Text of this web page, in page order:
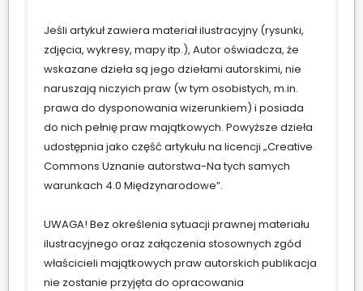
Jeśli artykuł zawiera materiał ilustracyjny (rysunki,
zdjęcia, wykresy, mapy itp.), Autor oświadcza, że
wskazane dzieła są jego dziełami autorskimi, nie
naruszają niczyich praw (w tym osobistych, m.in.
prawa do dysponowania wizerunkiem) i posiada
do nich pełnię praw majątkowych. Powyższe dzieła
udostępnia jako część artykułu na licencji „Creative
Commons Uznanie autorstwa-Na tych samych
warunkach 4.0 Międzynarodowe”.
UWAGA! Bez określenia sytuacji prawnej materiału
ilustracyjnego oraz załączenia stosownych zgód
właścicieli majątkowych praw autorskich publikacja
nie zostanie przyjęta do opracowania